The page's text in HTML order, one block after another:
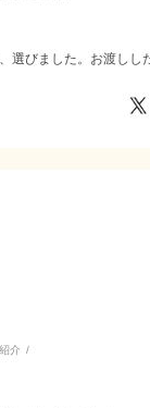
選びました。お渡しし
介